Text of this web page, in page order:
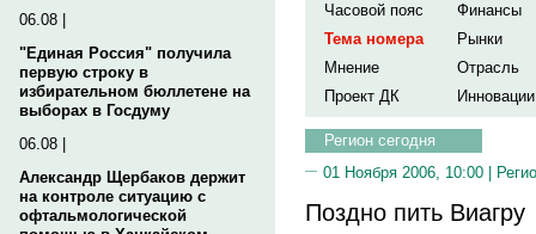
06.08 |
"Единая Россия" получила
первую строку в
избирательном бюллетене на
выборах в Госдуму
06.08 |
Александр Щербаков держит
на контроле ситуацию с
офтальмологической
Часовой пояс
Финансы
Тема номера
Рынки
Мнение
Отрасль
Проект ДК
Инновации
Регион сегодня
01 Ноября 2006, 10:00 |
Поздно пить Виагру